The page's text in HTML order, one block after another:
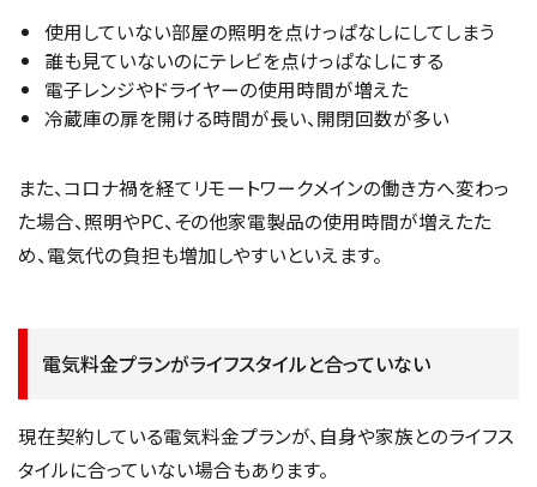
使用していない部屋の照明を点けっぱなしにしてしまう
誰も見ていないのにテレビを点けっぱなしにする
電子レンジやドライヤーの使用時間が増えた
冷蔵庫の扉を開ける時間が長い、開閉回数が多い
また、コロナ禍を経てリモートワークメインの働き方へ変わっ
た場合、照明やPC、その他家電製品の使用時間が増えたた
め、電気代の負担も増加しやすいといえます。
電気料金プランがライフスタイルと合っていない
現在契約している電気料金プランが、自身や家族とのライフス
タイルに合っていない場合もあります。